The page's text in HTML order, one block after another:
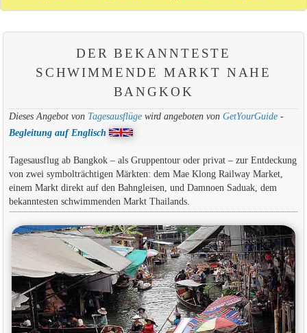
DER BEKANNTESTE
SCHWIMMENDE MARKT NAHE
BANGKOK
Dieses Angebot von Tagesausflügewird angeboten von GetYourGuide-
Begleitung auf Englisch
Tagesausflug ab Bangkok – als Gruppentour oder privat – zur Entdeckung
von zwei symbolträchtigen Märkten: dem Mae Klong Railway Market,
einem Markt direkt auf den Bahngleisen, und Damnoen Saduak, dem
bekanntesten schwimmenden Markt Thailands.